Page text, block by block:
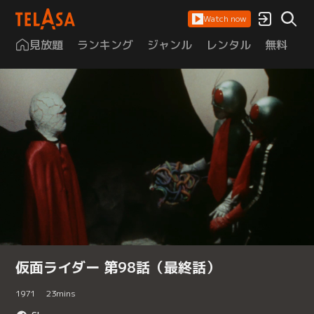
Watch now
見放題 ランキング ジャンル レンタル 無料
仮面ライダー 第98話（最終話）
1971 23mins